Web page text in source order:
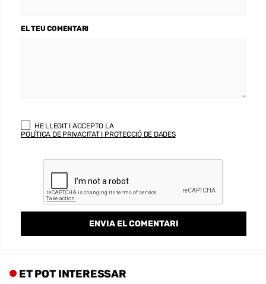
EL TEU COMENTARI
HE LLEGIT I ACCEPTO LA
POLÍTICA DE PRIVACITAT I PROTECCIÓ DE DADES
ET POT INTERESSAR